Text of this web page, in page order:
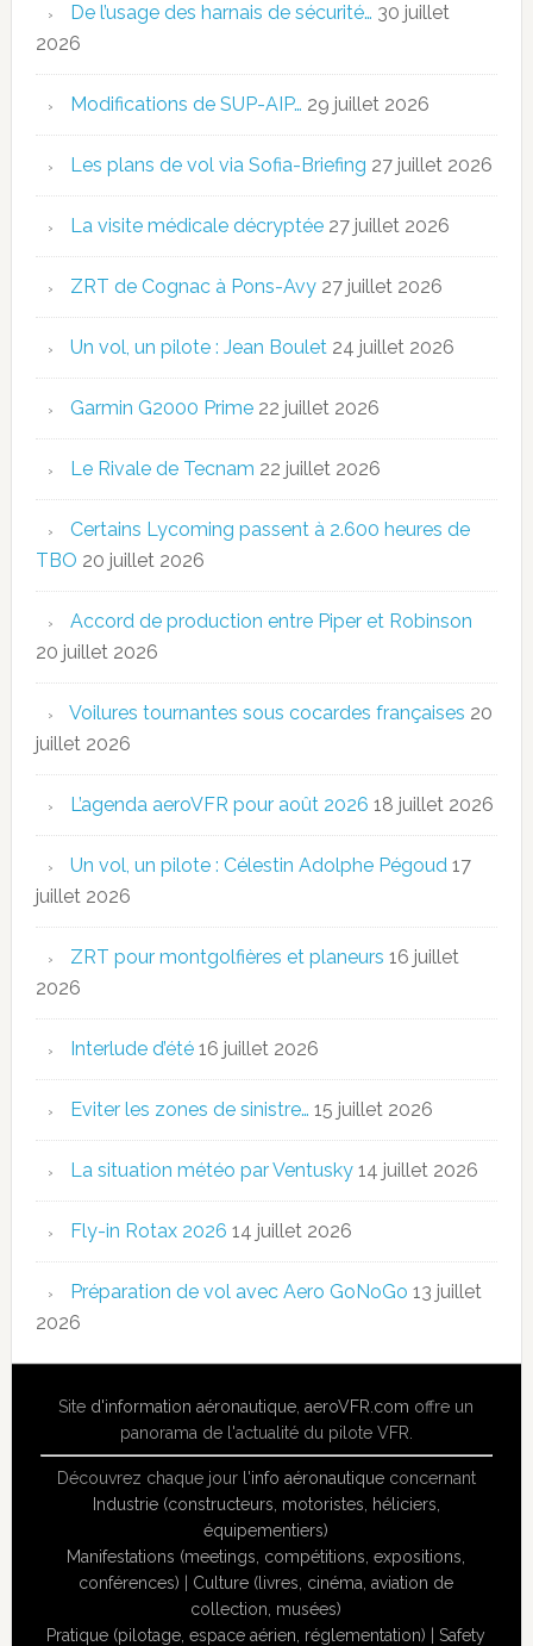
De l’usage des harnais de sécurité… 30 juillet
2026
Modifications de SUP-AIP… 29 juillet 2026
Les plans de vol via Sofia-Briefing 27 juillet 2026
La visite médicale décryptée 27 juillet 2026
ZRT de Cognac à Pons-Avy 27 juillet 2026
Un vol, un pilote : Jean Boulet 24 juillet 2026
Garmin G2000 Prime 22 juillet 2026
Le Rivale de Tecnam 22 juillet 2026
Certains Lycoming passent à 2.600 heures de
TBO 20 juillet 2026
Accord de production entre Piper et Robinson
20 juillet 2026
Voilures tournantes sous cocardes françaises 20
juillet 2026
L’agenda aeroVFR pour août 2026 18 juillet 2026
Un vol, un pilote : Célestin Adolphe Pégoud 17
juillet 2026
ZRT pour montgolfières et planeurs 16 juillet
2026
Interlude d’été 16 juillet 2026
Eviter les zones de sinistre… 15 juillet 2026
La situation météo par Ventusky 14 juillet 2026
Fly-in Rotax 2026 14 juillet 2026
Préparation de vol avec Aero GoNoGo 13 juillet
2026
Site d'information aéronautique,aeroVFR.com offre un
panorama de l'actualité du pilote VFR.
Découvrez chaque jour l'info aéronautiqueconcernant
Industrie (constructeurs, motoristes, héliciers,
équipementiers)
Manifestations (meetings, compétitions, expositions,
conférences)
Culture (livres, cinéma, aviation de
collection, musées)
Pratique (pilotage, espace aérien, réglementation) |Safety